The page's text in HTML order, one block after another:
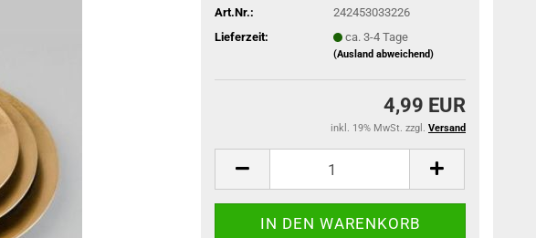
Art.Nr.:
242453033226
Lieferzeit:
ca. 3-4 Tage
(Ausland abweichend)
4,99 EUR
inkl. 19% MwSt. zzgl. Versand